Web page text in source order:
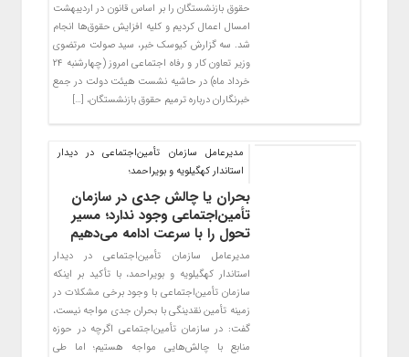
حقوق بازنشستگان را بر اساس قانون در اردیبهشت
امسال اعمال کردیم و کلیه افزایش حقوق‌ها انجام
شد. سه گزارش کیوسک خبر، سید صولت مرتضوی
وزیر تعاون کار و رفاه اجتماعی امروز (چهارشنبه ۲۴
خرداد ماه) در حاشیه نشست هیئت دولت در جمع
خبرنگاران درباره ترمیم حقوق بازنشستگان، […]
مدیرعامل سازمان تأمین‌اجتماعی در دیدار
استاندار کهگیلویه و بویراحمد؛
بحران یا چالش جدی در سازمان
تأمین‌اجتماعی وجود ندارد؛ مسیر
تحول را با سرعت ادامه می‌دهیم
مدیرعامل سازمان تأمین‌اجتماعی در دیدار
استاندار کهگیلویه و بویراحمد، با تأکید بر اینکه
سازمان تأمین‌اجتماعی با وجود برخی مشکلات در
زمینه تأمین نقدینگی با بحران جدی مواجه نیست،
گفت: در سازمان تأمین‌اجتماعی اگرچه در حوزه
منابع با چالش‌هایی مواجه هستیم؛ اما طی